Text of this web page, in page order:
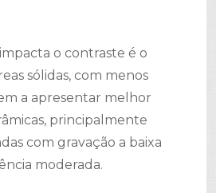
o contraste é o
sólidas, com menos
a apresentar melhor
principalmente
com gravação a baixa
moderada.